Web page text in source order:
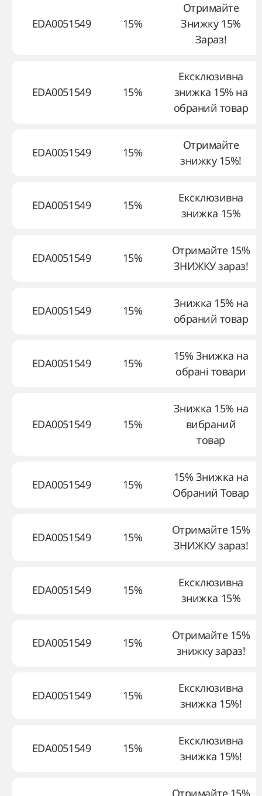
EDA0051549 15%
Отримайте
Знижку 15%
Зараз!
EDA0051549 15%
Ексклюзивна
знижка 15% на
обраний товар
EDA0051549 15%
Отримайте
знижку 15%!
EDA0051549 15%
Ексклюзивна
знижка 15%
EDA0051549 15%
Отримайте 15%
ЗНИЖКУ зараз!
EDA0051549 15%
Знижка 15% на
обраний товар
EDA0051549 15%
15% Знижка на
обрані товари
EDA0051549 15%
Знижка 15% на
вибраний
товар
EDA0051549 15%
15% Знижка на
Обраний Товар
EDA0051549 15%
Отримайте 15%
ЗНИЖКУ зараз!
EDA0051549 15%
Ексклюзивна
знижка 15%
EDA0051549 15%
Отримайте 15%
знижку зараз!
EDA0051549 15%
Ексклюзивна
знижка 15%!
EDA0051549 15%
Ексклюзивна
знижка 15%!
Отримайте 15%